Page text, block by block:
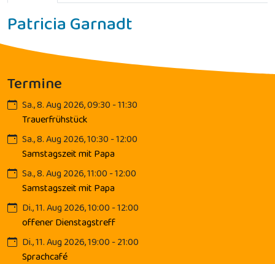
Patricia Garnadt
Termine
Sa., 8. Aug 2026, 09:30 - 11:30
Trauerfrühstück
Sa., 8. Aug 2026, 10:30 - 12:00
Samstagszeit mit Papa
Sa., 8. Aug 2026, 11:00 - 12:00
Samstagszeit mit Papa
Di., 11. Aug 2026, 10:00 - 12:00
offener Dienstagstreff
Di., 11. Aug 2026, 19:00 - 21:00
Sprachcafé